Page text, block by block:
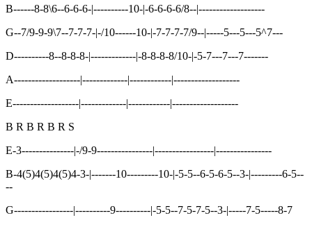
B------8-8\6--6-6-6-|----------10-|-6-6-6-6/8--|-------------------
G--7/9-9-9\7--7-7-7-|-/10------10-|-7-7-7-7/9--|-----5---5---5^7---
D----------8--8-8-8-|-------------|-8-8-8-8/10-|-5-7---7---7-------
A-------------------|-------------|------------|-------------------
E-------------------|-------------|------------|-------------------
B R B R B R S
E-3---------------|-/9-9----------------|-----------------|----------------
B-4(5)4(5)4(5)4-3-|-------10---------10-|-5-5--6-5-6-5--3-|---------6-5--
--
G-----------------|----------9----------|-5-5--7-5-7-5--3-|-----7-5-----8-7